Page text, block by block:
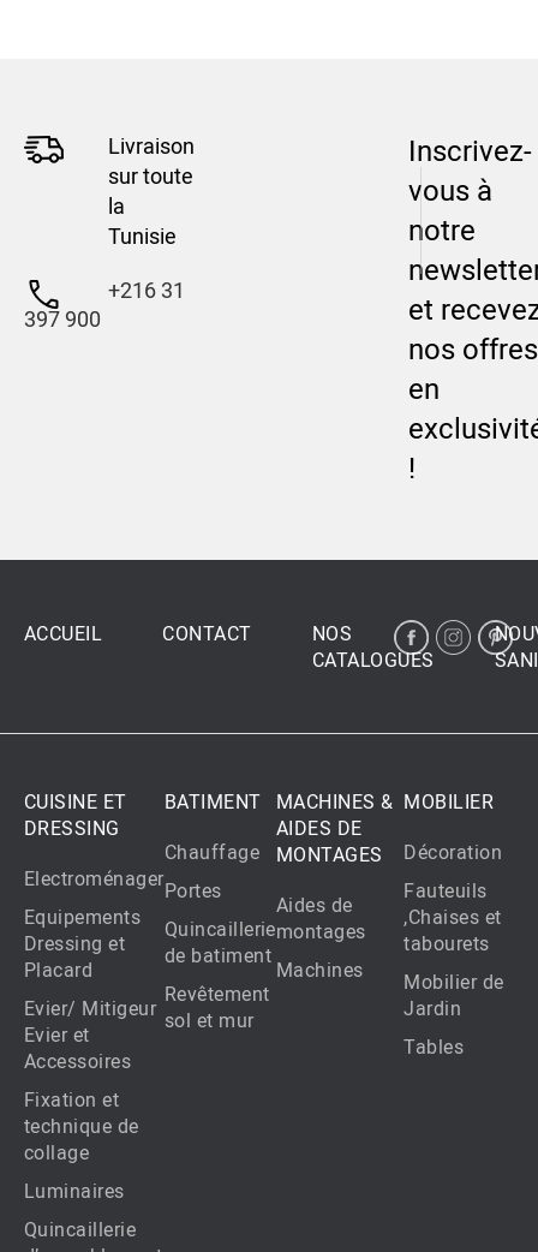
Livraison
sur toute
la
Tunisie
+216 31
397 900
Inscrivez-
vous à
notre
et
nos offres
en
!
ACCUEIL CONTACT
NOS
CATALOGUES
CUISINE ET
DRESSING
Electroménager
Equipements
Dressing et
Placard
Evier/ Mitigeur
Evier et
Accessoires
Fixation et
technique de
collage
Luminaires
Quincaillerie
BATIMENT
Chauffage
Portes
Quincaillerie
de batiment
Revêtement
sol et mur
MACHINES &
AIDES DE
MONTAGES
Aides de
montages
Machines
MOBILIER
Décoration
Fauteuils
,Chaises et
tabourets
Mobilier de
Jardin
Tables